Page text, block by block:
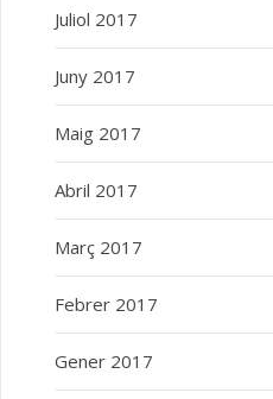
Juliol 2017
Juny 2017
Maig 2017
Abril 2017
Març 2017
Febrer 2017
Gener 2017